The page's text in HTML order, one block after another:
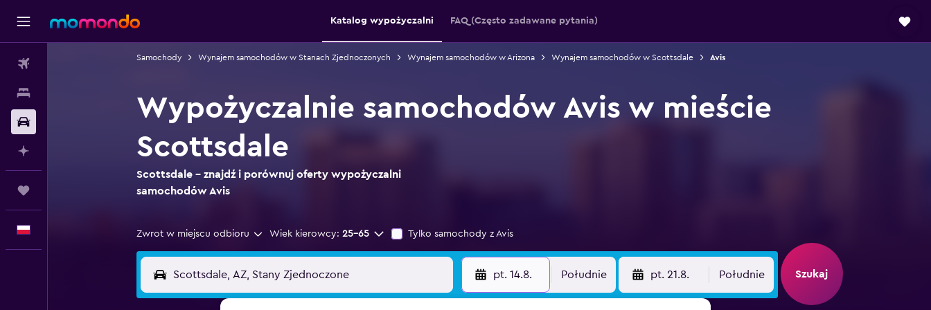
Katalog wypożyczalni FAQ (Często zadawane pytania)
Samochody Wynajem samochodów w Stanach Zjednoczonych Wynajem samochodów w Arizona Wynajem samochodów w Scottsdale Avis
Wypożyczalnie samochodów Avis w mieście
Scottsdale
Scottsdale – znajdź i porównuj oferty wypożyczalni
samochodów Avis
Zwrot w miejscu odbioru Wiek kierowcy: 25-65 Tylko samochody z Avis
pt. 14.8. Południe pt. 21.8. Południe Szukaj